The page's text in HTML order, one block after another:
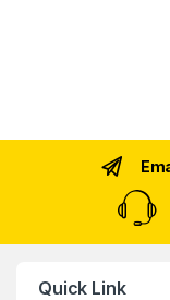
Quick Link